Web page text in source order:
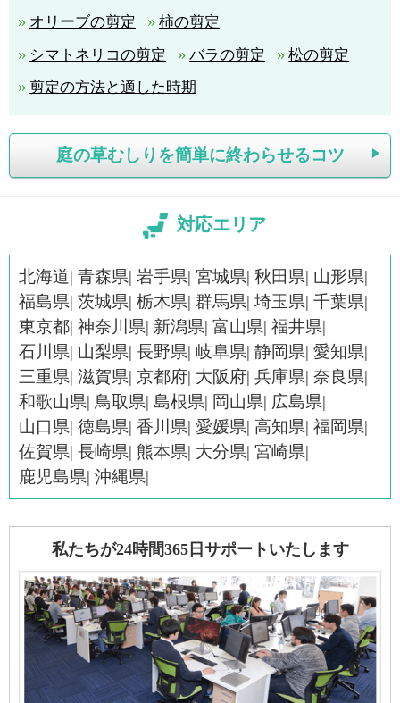
オリーブの剪定
柿の剪定
シマトネリコの剪定
バラの剪定
松の剪定
剪定の方法と適した時期
庭の草むしりを簡単に終わらせるコツ
対応エリア
北海道 青森県 岩手県 宮城県 秋田県 山形県
福島県 茨城県 栃木県 群馬県 埼玉県 千葉県
東京都 神奈川県 新潟県 富山県 福井県
石川県 山梨県 長野県 岐阜県 静岡県 愛知県
三重県 滋賀県 京都府 大阪府 兵庫県 奈良県
和歌山県 鳥取県 島根県 岡山県 広島県
山口県 徳島県 香川県 愛媛県 高知県 福岡県
佐賀県 長崎県 熊本県 大分県 宮崎県
鹿児島県 沖縄県
私たちが24時間365日サポートいたします